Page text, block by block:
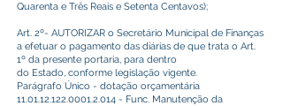
Quarenta e Três Reais e Setenta Centavos);
Art. 2º- AUTORIZAR o Secretário Municipal de Finanças
a efetuar o pagamento das diárias de que trata o Art.
1º da presente portaria, para dentro
do Estado, conforme legislação vigente.
Parágrafo Único - dotação orçamentária
11.01.12.122.0001.2.014 - Func. Manutenção da